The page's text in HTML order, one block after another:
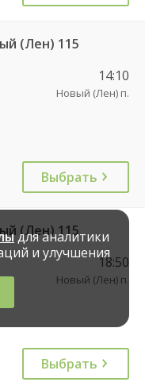
(Лен) 115
14:10
Новый (Лен) п.
Выбрать
(Лен) 115
18:50
Новый (Лен) п.
Выбрать
для аналитики
и улучшения